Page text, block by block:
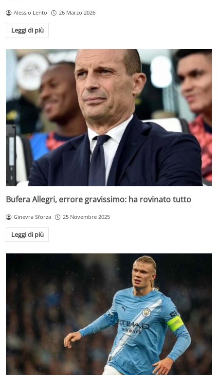
Alessio Lento 26 Marzo 2026
Leggi di più
Bufera Allegri, errore gravissimo: ha rovinato tutto
Ginevra Sforza 25 Novembre 2025
Leggi di più